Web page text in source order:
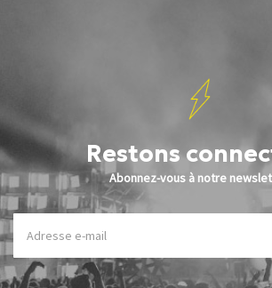
Restons
Abonnez-vous à notre